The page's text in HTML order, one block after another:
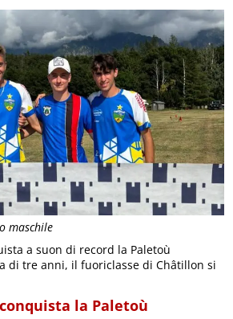
maschile
a suon di record la Paletoù
di tre anni, il fuoriclasse di Châtillon si
la Paletoù